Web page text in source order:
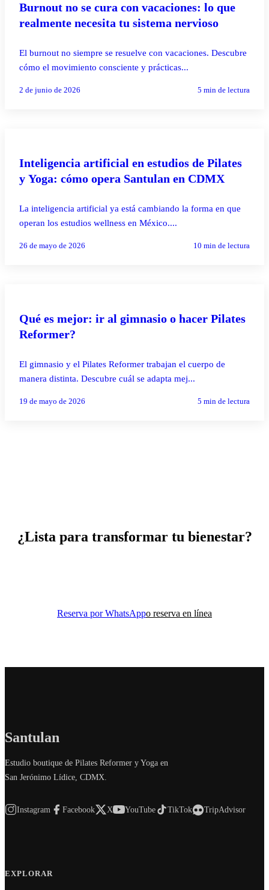
Burnout no se cura con vacaciones: lo que
realmente necesita tu sistema nervioso
El burnout no siempre se resuelve con vacaciones. Descubre
cómo el movimiento consciente y prácticas...
2 de junio de 2026 5 min de lectura
Inteligencia artificial en estudios de Pilates
y Yoga: cómo opera Santulan en CDMX
La inteligencia artificial ya está cambiando la forma en que
operan los estudios wellness en México....
26 de mayo de 2026 10 min de lectura
Qué es mejor: ir al gimnasio o hacer Pilates
Reformer?
El gimnasio y el Pilates Reformer trabajan el cuerpo de
manera distinta. Descubre cuál se adapta mej...
19 de mayo de 2026 5 min de lectura
¿Lista para transformar tu bienestar?
Reserva por WhatsAppo reserva en línea
Santulan
Estudio boutique de Pilates Reformer y Yoga en
San Jerónimo Lídice, CDMX.
Instagram Facebook X YouTube TikTok TripAdvisor
EXPLORAR